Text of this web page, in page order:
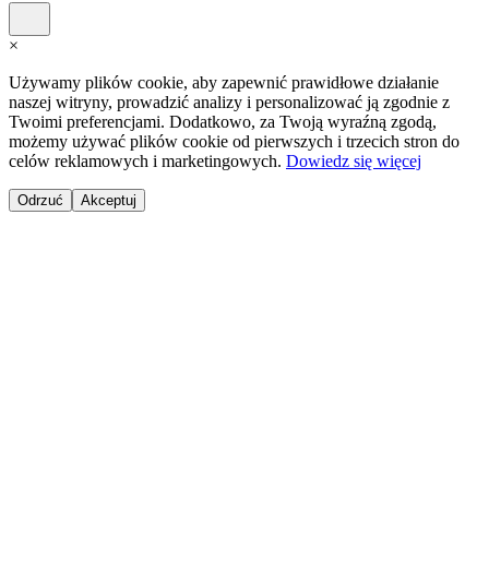
×
Używamy plików cookie, aby zapewnić prawidłowe działanie
naszej witryny, prowadzić analizy i personalizować ją zgodnie z
Twoimi preferencjami. Dodatkowo, za Twoją wyraźną zgodą,
możemy używać plików cookie od pierwszych i trzecich stron do
celów reklamowych i marketingowych. Dowiedz się więcej
Odrzuć Akceptuj